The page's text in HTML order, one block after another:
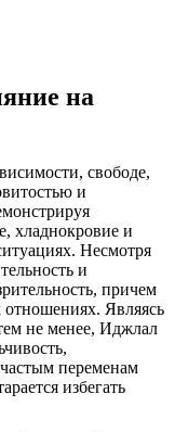
на
свободе,
и
хладнокровие и
Несмотря
и
причем
Являясь
не менее, Иджлал
переменам
избегать